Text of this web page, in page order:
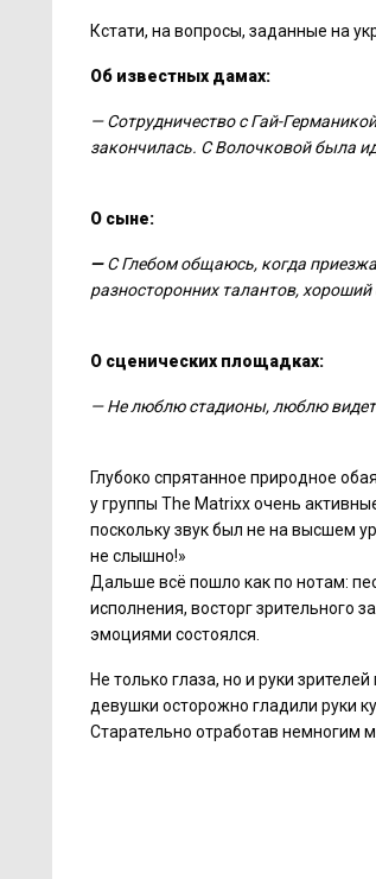
Кстати, на вопросы, заданные на
Об известных дамах:
— Сотрудничество с Гай-
закончилась. С Волочковой была
О сыне:
—С Глебом общаюсь, когда
разносторонних талантов, хороший
О сценических площадках:
— Не люблю стадионы, люблю
Глубоко спрятанное природное
у группы The Matrixx очень
поскольку звук был не на высшем
не слышно!»
Дальше всё пошло как по нотам:
исполнения, восторг зрительного
эмоциями состоялся.
Не только глаза, но и руки
девушки осторожно гладили руки
Старательно отработав немногим